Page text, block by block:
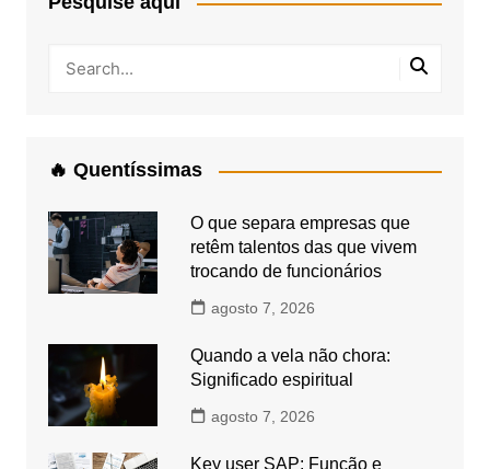
🔥 Quentíssimas
O que separa empresas que
retêm talentos das que vivem
trocando de funcionários
agosto 7, 2026
Quando a vela não chora:
Significado espiritual
agosto 7, 2026
Key user SAP: Função e